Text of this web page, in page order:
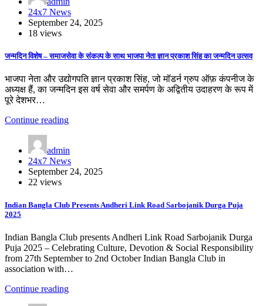
24x7 News
September 24, 2025
18 views
जन्मदिन विशेष – समाजसेवा के संकल्प के साथ भाजपा नेता ज्ञान प्रकाश सिंह का जन्मदिन उत्सव
भाजपा नेता और उद्योगपति ज्ञान प्रकाश सिंह, जो मॉडर्न ग्रुप ऑफ़ कंपनीज के
अध्यक्ष हैं, का जन्मदिन इस वर्ष सेवा और समर्पण के अद्वितीय उदाहरण के रूप में
पूरे देशभर…
Continue reading
admin
24x7 News
September 24, 2025
22 views
Indian Bangla Club Presents Andheri Link Road Sarbojanik Durga Puja
2025
Indian Bangla Club presents Andheri Link Road Sarbojanik Durga
Puja 2025 – Celebrating Culture, Devotion & Social Responsibility
from 27th September to 2nd October Indian Bangla Club in
association with…
Continue reading